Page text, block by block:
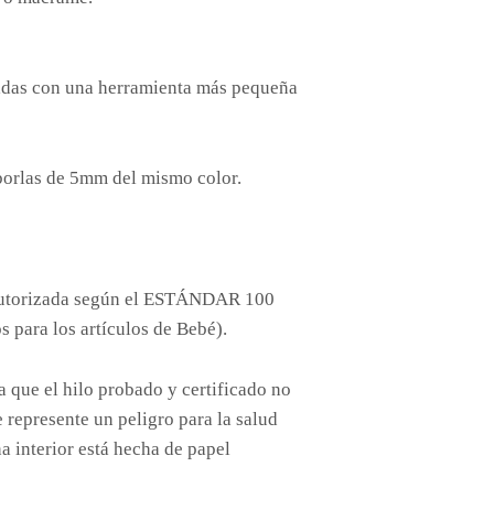
con una herramienta más pequeña
de 5mm del mismo color.
según el ESTÁNDAR 100
para los artículos de Bebé).
que el hilo probado y certificado no
un peligro para la salud
interior está hecha de papel